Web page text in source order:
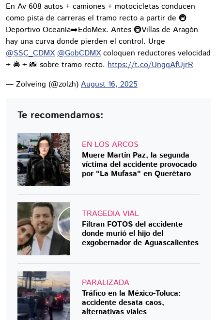
En Av 608 autos + camiones + motocicletas conducen
como pista de carreras el tramo recto a partir de 🚇
Deportivo Oceanía➡️EdoMex. Antes 🚇Villas de Aragón
hay una curva donde pierden el control. Urge
@SSC_CDMX @GobCDMXcoloquen reductores velocidad
+ 🚔 + 📸 sobre tramo recto. https://t.co/UngqAfUjrR
— Zolveing (@zolzh) August 16, 2025
Te recomendamos:
EN LOS ARCOS
Muere Martín Paz, la segunda
víctima del accidente provocado
por "La Mufasa" en Querétaro
TRAGEDIA VIAL
Filtran FOTOS del accidente
donde murió el hijo del
exgobernador de Aguascalientes
PARALIZADA
Tráfico en la México-Toluca:
accidente desata caos,
alternativas viales